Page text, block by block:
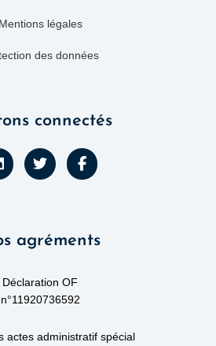
Mentions légales
des données
connectés
T
w
i
r
F
a
c
o
agréments
Déclaration OF
n°11920736592
actes administratif spécial